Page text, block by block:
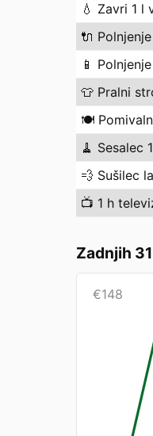
💧 Zavri 1 l
🔌
📱
👕 Pralni
🍽️
🧹 Sesalec
💨 Sušilec
📺 1 h
Zadnjih
€148